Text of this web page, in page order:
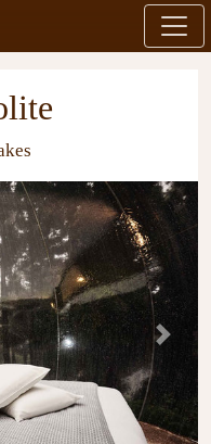
Next